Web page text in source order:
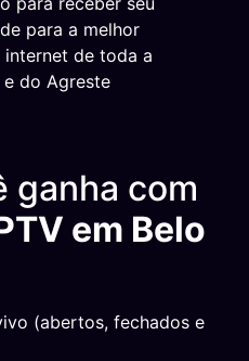
para a melhor
de toda a
do Agreste
ganha com
em Belo
(abertos, fechados e